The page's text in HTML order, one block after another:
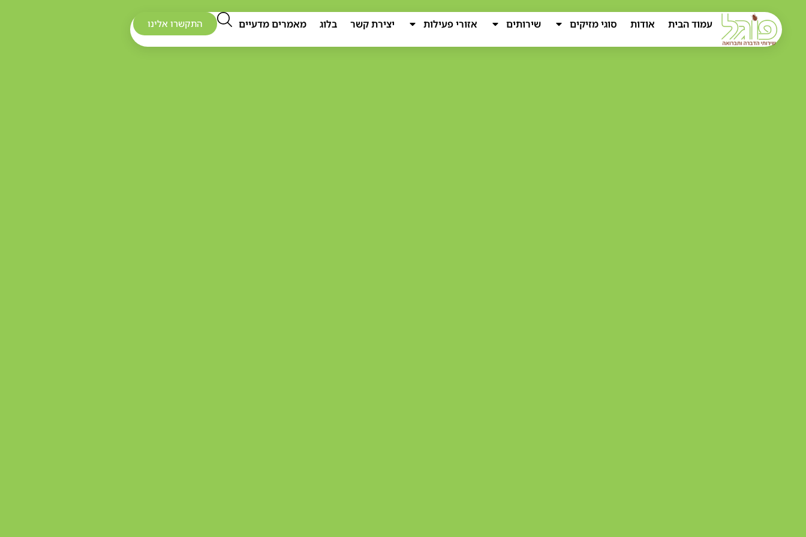
עמוד הבית אודות סוגי מזיקים שירותים אזורי פעילות יצירת קשר בלוג מאמרים מדעיים התקשרו אלינו